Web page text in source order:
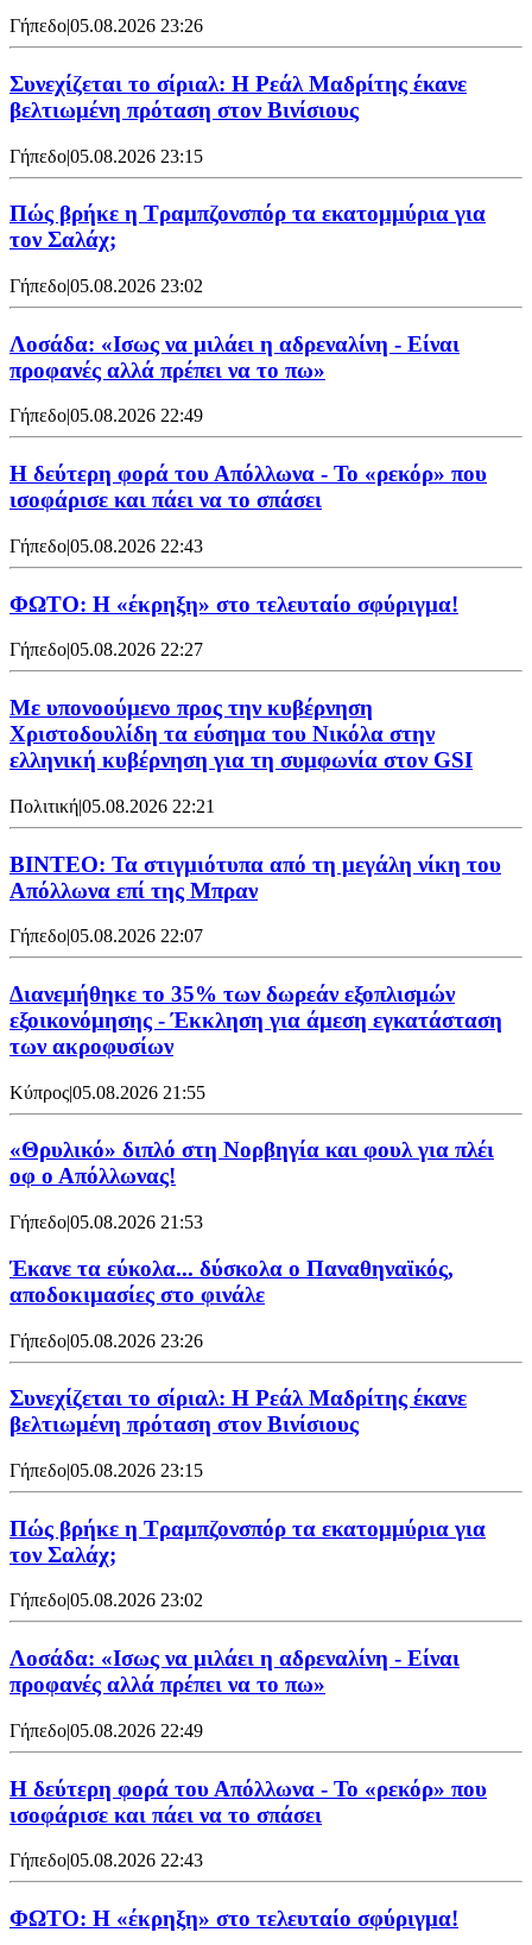
Γήπεδο|05.08.2026 23:26
Συνεχίζεται το σίριαλ: Η Ρεάλ Μαδρίτης έκανε
βελτιωμένη πρόταση στον Βινίσιους
Γήπεδο|05.08.2026 23:15
Πώς βρήκε η Τραμπζονσπόρ τα εκατομμύρια για
τον Σαλάχ;
Γήπεδο|05.08.2026 23:02
Λοσάδα: «Ισως να μιλάει η αδρεναλίνη - Είναι
προφανές αλλά πρέπει να το πω»
Γήπεδο05.08.2026 22:49
Η δεύτερη φορά του Απόλλωνα - Το «ρεκόρ» που
ισοφάρισε και πάει να το σπάσει
Γήπεδο|05.08.2026 22:43
ΦΩΤΟ: Η «έκρηξη» στο τελευταίο σφύριγμα!
Γήπεδο|05.08.2026 22:27
Με υπονοούμενο προς την κυβέρνηση
Χριστοδουλίδη τα εύσημα του Νικόλα στην
ελληνική κυβέρνηση για τη συμφωνία στον GSI
Πολιτική|05.08.2026 22:21
ΒΙΝΤΕΟ: Τα στιγμιότυπα από τη μεγάλη νίκη του
Απόλλωνα επί της Μπραν
Γήπεδο|05.08.2026 22:07
Διανεμήθηκε το 35% των δωρεάν εξοπλισμών
εξοικονόμησης - Έκκληση για άμεση εγκατάσταση
των ακροφυσίων
Κύπρος|05.08.2026 21:55
«Θρυλικό» διπλό στη Νορβηγία και φουλ για πλέι
οφ ο Απόλλωνας!
Γήπεδο|05.08.2026 21:53
Έκανε τα εύκολα... δύσκολα ο Παναθηναϊκός,
αποδοκιμασίες στο φινάλε
Γήπεδο|05.08.2026 23:26
Συνεχίζεται το σίριαλ: Η Ρεάλ Μαδρίτης έκανε
βελτιωμένη πρόταση στον Βινίσιους
Γήπεδο|05.08.2026 23:15
Πώς βρήκε η Τραμπζονσπόρ τα εκατομμύρια για
τον Σαλάχ;
Γήπεδο|05.08.2026 23:02
Λοσάδα: «Ισως να μιλάει η αδρεναλίνη - Είναι
προφανές αλλά πρέπει να το πω»
Γήπεδο|05.08.2026 22:49
Η δεύτερη φορά του Απόλλωνα - Το «ρεκόρ» που
ισοφάρισε και πάει να το σπάσει
Γήπεδο|05.08.2026 22:43
ΦΩΤΟ: Η «έκρηξη» στο τελευταίο σφύριγμα!